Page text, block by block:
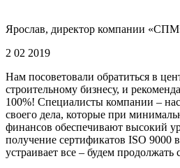
Ярослав, директор компании
2 02 2019
Нам посоветовали обратиться в
строительному бизнесу, и
100%! Специалисты компании –
своего дела, которые при
финансов обеспечивают высокий
получение сертификатов ISO 9000
устраивает все – будем